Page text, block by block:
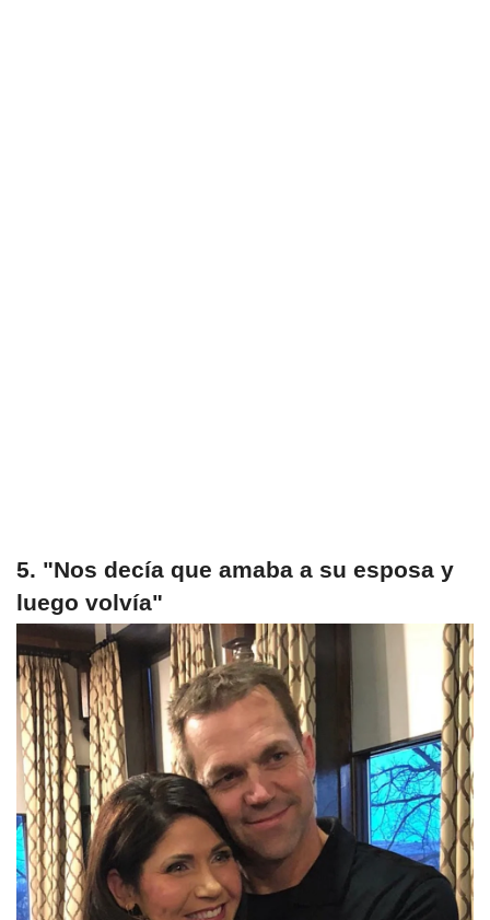
5. "Nos decía que amaba a su esposa y
luego volvía"